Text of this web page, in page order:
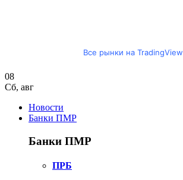
Все рынки на TradingView
08
Сб, авг
Новости
Банки ПМР
Банки ПМР
ПРБ